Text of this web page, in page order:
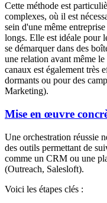
Cette méthode est
complexes, où il est
sein d'une même
longs. Elle est idéale pour
se démarquer dans des
une relation avant même
canaux est également très
dormants ou pour des
Marketing).
Mise en œuvre
Une orchestration réussie
des outils permettant de
comme un CRM ou une
(Outreach, Salesloft).
Voici les étapes clés :